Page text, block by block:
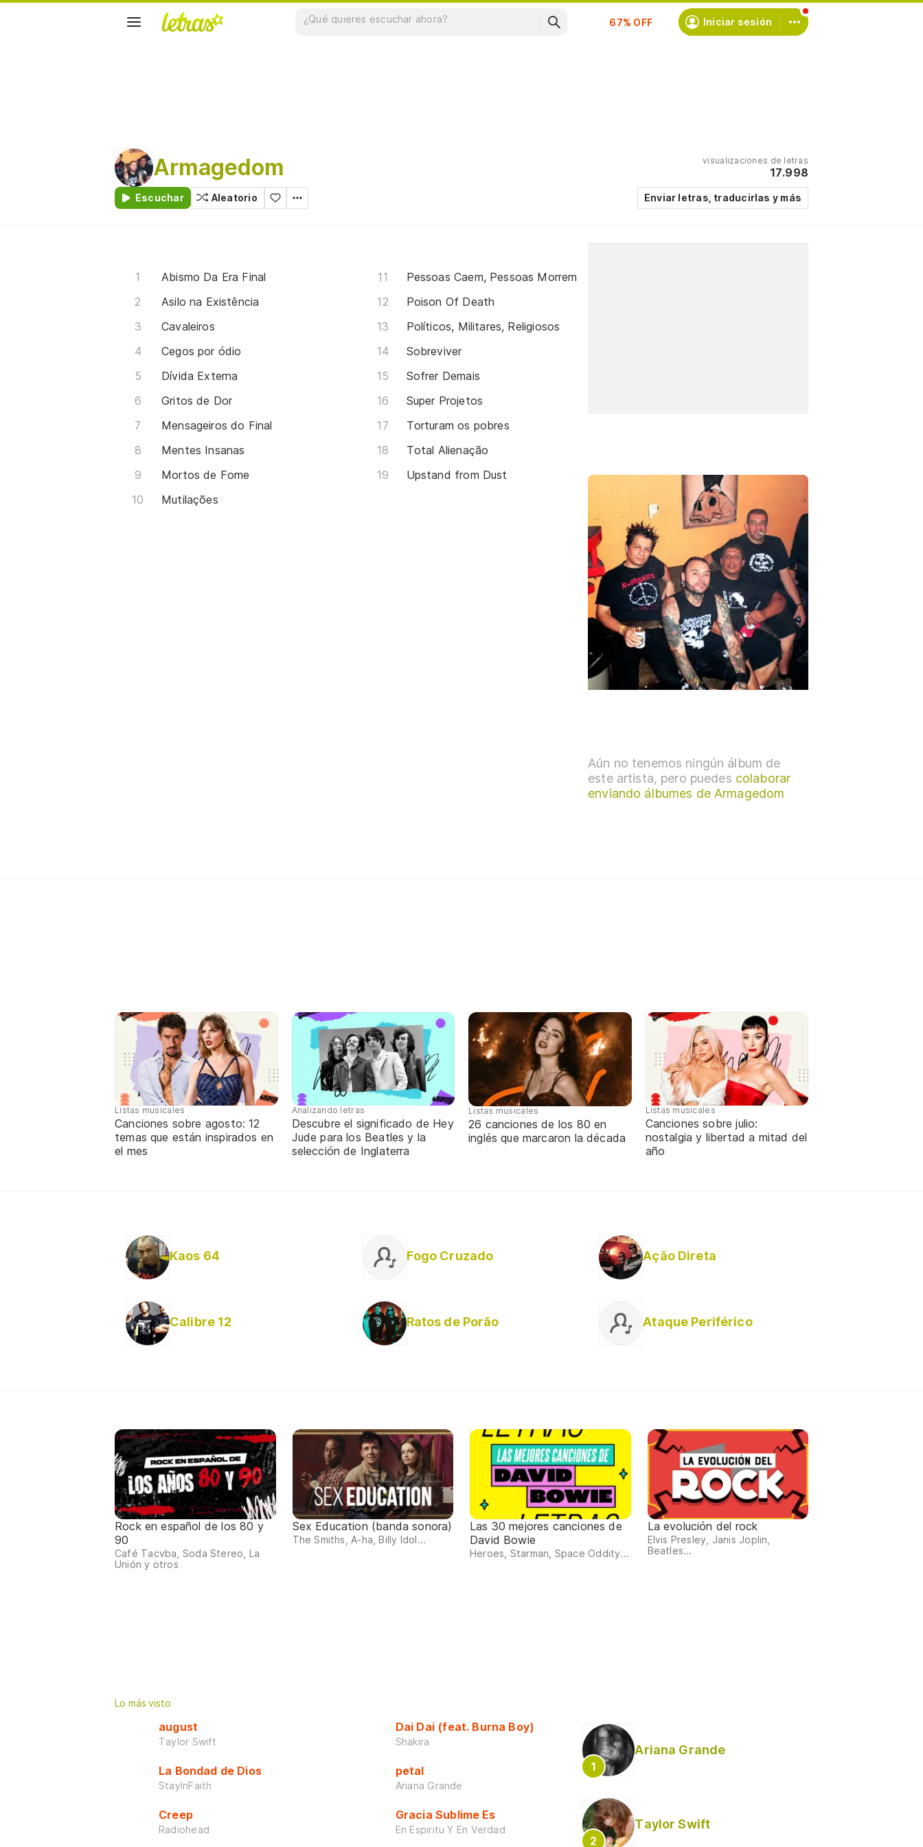
Suscríbete Iniciar sesión
Armagedom
Escuchar Aleatorio
visualizaciones de letras
17.998
Enviar letras, traducirlas y más
Abismo Da Era Final
Asilo na Existência
Cavaleiros
Cegos por ódio
Dívida Externa
Gritos de Dor
Mensageiros do Final
Mentes Insanas
Mortos de Fome
Mutilações
Pessoas Caem, Pessoas Morrem
Poison Of Death
Políticos, Militares, Religiosos
Sobreviver
Sofrer Demais
Super Projetos
Torturam os pobres
Total Alienação
Upstand from Dust
Aún no tenemos ningún álbum de
este artista, pero puedes colaborar
enviando álbumes de Armagedom
Listas musicales
Canciones sobre agosto: 12
temas que están inspirados en
el mes
Analizando letras
Descubre el significado de Hey
Jude para los Beatles y la
selección de Inglaterra
Listas musicales
26 canciones de los 80 en
inglés que marcaron la década
Listas musicales
Canciones sobre julio:
nostalgia y libertad a mitad del
año
Kaos 64 Fogo Cruzado Ação Direta
Calibre 12 Ratos de Porão Ataque Periférico
Rock en español de los 80 y
90
Café Tacvba, Soda Stereo, La
Unión y otros
Sex Education (banda sonora)
The Smiths, A-ha, Billy Idol...
Las 30 mejores canciones de
David Bowie
Heroes, Starman, Space Oddity...
La evolución del rock
Elvis Presley, Janis Joplin,
Beatles...
Lo más visto
august
Taylor Swift
La Bondad de Dios
StayInFaith
Creep
Radiohead
Dai Dai (feat. Burna Boy)
Shakira
petal
Ariana Grande
Gracia Sublime Es
En Espiritu Y En Verdad
Ariana Grande
Taylor Swift